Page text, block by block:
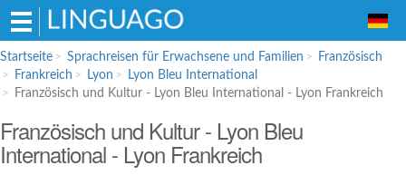
Hauptmenü
Sprachreisen für Erwachsene und
Englisch
Französisch
Startseite Sprachreisen für Erwachsene und Familien
Französisch
Frankreich
Lyon
Lyon Bleu International
Französisch und Kultur - Lyon Bleu International - Lyon Frankreich
Französisch und Kultur - Lyon Bleu
International - Lyon Frankreich